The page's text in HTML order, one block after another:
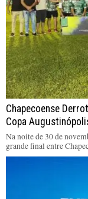
Chapecoense
Copa
Na noite de 30 de
grande final entre